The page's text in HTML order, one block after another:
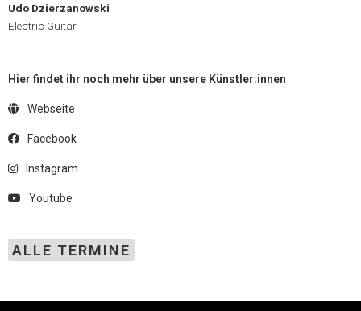
Udo Dzierzanowski
Electric Guitar
Hier findet ihr noch mehr über unsere Künstler:innen
Webseite
Facebook
Instagram
Youtube
ALLE TERMINE